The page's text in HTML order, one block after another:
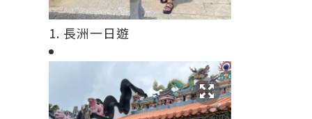
1. 長洲一日遊